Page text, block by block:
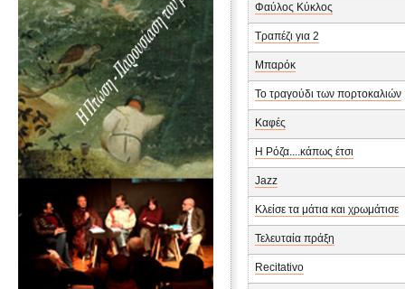
Φαύλος Κύκλος
Τραπέζι για 2
Μπαρόκ
Το τραγούδι των πορτοκαλιών
Καφές
Η Ρόζα....κάπως έτσι
Jazz
Κλείσε τα μάτια και χρωμάτισε
Τελευταία πράξη
Recitativo